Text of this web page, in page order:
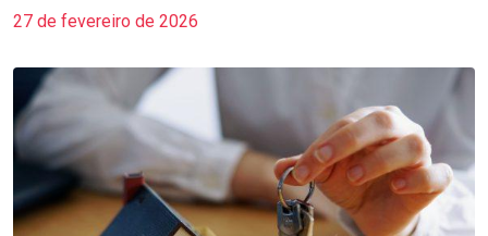
27 de fevereiro de 2026